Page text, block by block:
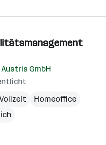
GmbH
Vollzeit
Homeoffice